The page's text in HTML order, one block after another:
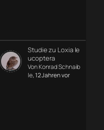
Studie zu Loxia le
ucoptera
Von Konrad Schnaib
le, 12 Jahren vor